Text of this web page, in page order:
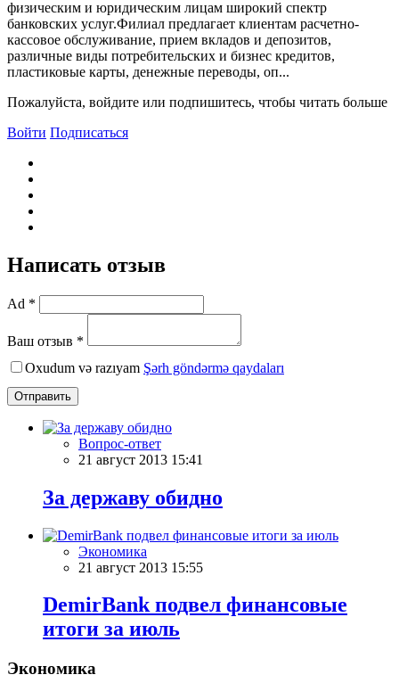
физическим и юридическим лицам широкий спектр
банковских услуг.Филиал предлагает клиентам расчетно-
кассовое обслуживание, прием вкладов и депозитов,
различные виды потребительских и бизнес кредитов,
пластиковые карты, денежные переводы, оп...
Пожалуйста, войдите или подпишитесь, чтобы читать больше
Войти Подписаться
Написать отзыв
Ad *
Ваш отзыв *
Oxudum və razıyam Şərh göndərmə qaydaları
Отправить
Вопрос-ответ
21 август 2013 15:41
За державу обидно
Экономика
21 август 2013 15:55
DemirBank подвел финансовые
итоги за июль
Экономика